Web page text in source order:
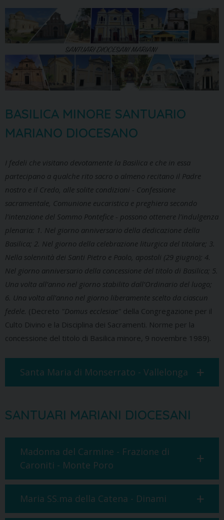
BASILICA MINORE SANTUARIO
MARIANO DIOCESANO
I fedeli che visitano devotamente la Basilica e che in essa
partecipano a qualche rito sacro o almeno recitano il Padre
nostro e il Credo, alle solite condizioni - Confessione
sacramentale, Comunione eucaristica e preghiera secondo
l’intenzione del Sommo Pontefice - possono ottenere l’indulgenza
plenaria: 1. Nel giorno anniversario della dedicazione della
Basilica; 2. Nel giorno della celebrazione liturgica del titolare; 3.
Nella solennità dei Santi Pietro e Paolo, apostoli (29 giugno); 4.
Nel giorno anniversario della concessione del titolo di Basilica; 5.
Una volta all’anno nel giorno stabilito dall’Ordinario del luogo;
6. Una volta all’anno nel giorno liberamente scelto da ciascun
fedele. (Decreto "Domus ecclesiae" della Congregazione per il
Culto Divino e la Disciplina dei Sacramenti. Norme per la
concessione del titolo di Basilica minore, 9 novembre 1989).
Santa Maria di Monserrato - Vallelonga
SANTUARI MARIANI DIOCESANI
Madonna del Carmine - Frazione di
Caroniti - Monte Poro
Maria SS.ma della Catena - Dinami